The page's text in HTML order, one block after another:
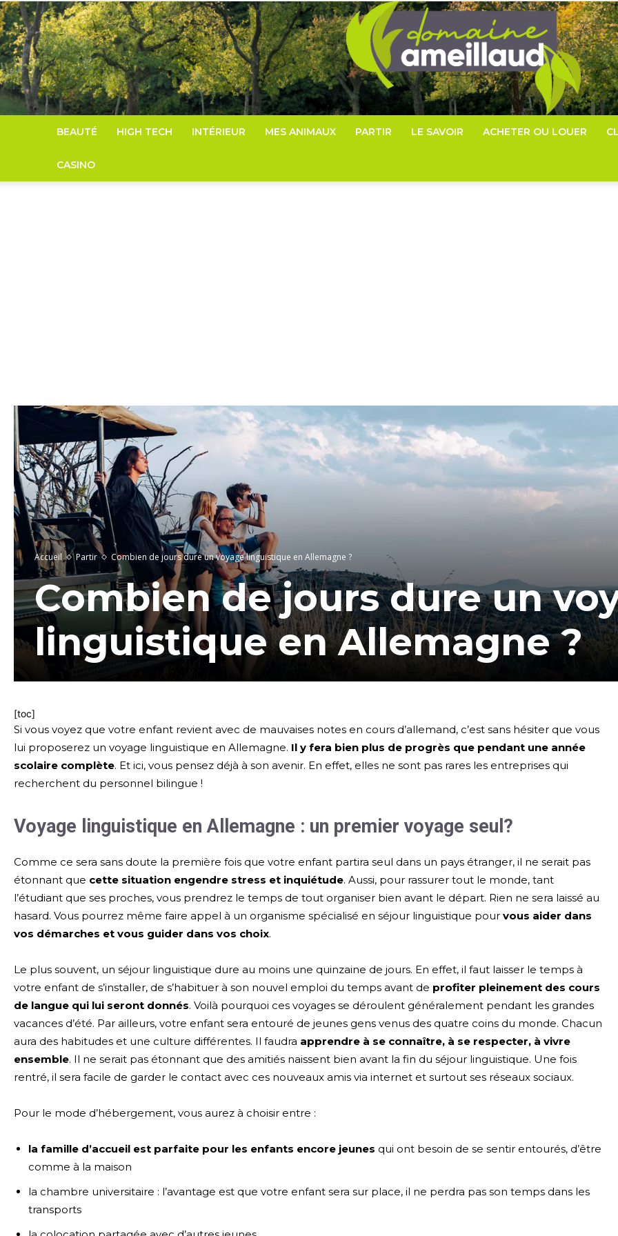
BEAUTÉ HIGH TECH INTÉRIEUR MES ANIMAUX PARTIR LE SAVOIR ACHETER OU LOUER
CASINO
Accueil Partir Combien de jours dure un voyage linguistique en Allemagne ?
Combien de jours dure un
linguistique en Allemagne ?
[toc]
Si vous voyez que votre enfant revient avec de mauvaises notes en cours d’allemand, c’est sans hésiter que vous
lui proposerez un voyage linguistique en Allemagne. Il y fera bien plus de progrès que pendant une année
scolaire complète. Et ici, vous pensez déjà à son avenir. En effet, elles ne sont pas rares les entreprises qui
recherchent du personnel bilingue !
Voyage linguistique en Allemagne : un premier voyage seul?
Comme ce sera sans doute la première fois que votre enfant partira seul dans un pays étranger, il ne serait pas
étonnant que cette situation engendre stress et inquiétude. Aussi, pour rassurer tout le monde, tant
l’étudiant que ses proches, vous prendrez le temps de tout organiser bien avant le départ. Rien ne sera laissé au
hasard. Vous pourrez même faire appel à un organisme spécialisé en séjour linguistique pour vous aider dans
vos démarches et vous guider dans vos choix.
Le plus souvent, un séjour linguistique dure au moins une quinzaine de jours. En effet, il faut laisser le temps à
votre enfant de s’installer, de s’habituer à son nouvel emploi du temps avant de profiter pleinement des cours
de langue qui lui seront donnés. Voilà pourquoi ces voyages se déroulent généralement pendant les grandes
vacances d’été. Par ailleurs, votre enfant sera entouré de jeunes gens venus des quatre coins du monde. Chacun
aura des habitudes et une culture différentes. Il faudra apprendre à se connaître, à se respecter, à vivre
ensemble. Il ne serait pas étonnant que des amitiés naissent bien avant la fin du séjour linguistique. Une fois
rentré, il sera facile de garder le contact avec ces nouveaux amis via internet et surtout ses réseaux sociaux.
Pour le mode d’hébergement, vous aurez à choisir entre :
la famille d’accueil est parfaite pour les enfants encore jeunes qui ont besoin de se sentir entourés, d’être
comme à la maison
la chambre universitaire : l’avantage est que votre enfant sera sur place, il ne perdra pas son temps dans les
transports